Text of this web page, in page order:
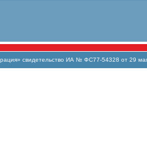
свидетельство ИА № ФС77-54328 от 29